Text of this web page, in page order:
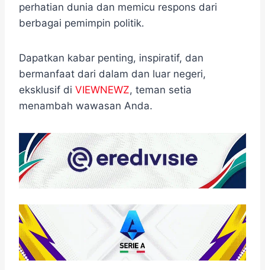
perhatian dunia dan memicu respons dari
berbagai pemimpin politik.
Dapatkan kabar penting, inspiratif, dan
bermanfaat dari dalam dan luar negeri,
eksklusif di VIEWNEWZ, teman setia
menambah wawasan Anda.